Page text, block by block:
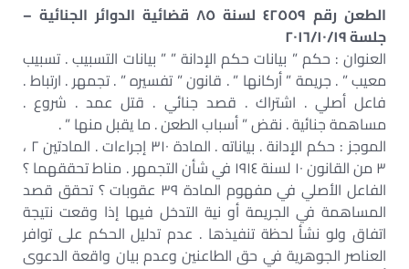
الطعن رقم ٤٢٥٥٩ لسنة ٨٥ قضائية الدوائر الجنائية –
جلسة ٢٠١٦/١٠/١٩
العنوان : حكم ” بيانات حكم الإدانة ” ” بيانات التسبيب . تسبيب
معيب ” . جريمة ” أركانها ” . قانون ” تفسيره ” . تجمهر . ارتباط .
فاعل أصلي . اشتراك . قصد جنائي . قتل عمد . شروع .
مساهمة جنائية . نقض ” أسباب الطعن . ما يقبل منها ” .
الموجز : حكم الإدانة . بياناته . المادة ٣١٠ إجراءات . المادتين ٢ ،
٣ من القانون ١٠ لسنة ١٩١٤ في شأن التجمهر . مناط تحققهما ؟
الفاعل الأصلي في مفهوم المادة ٣٩ عقوبات ؟ تحقق قصد
المساهمة في الجريمة أو نية التدخل فيها إذا وقعت نتيجة
اتفاق ولو نشأ لحظة تنفيذها . عدم تدليل الحكم على توافر
العناصر الجوهرية في حق الطاعنين وعدم بيان واقعة الدعوى